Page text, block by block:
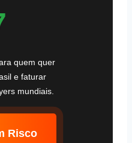
quem quer
e faturar
mundiais.
Risco